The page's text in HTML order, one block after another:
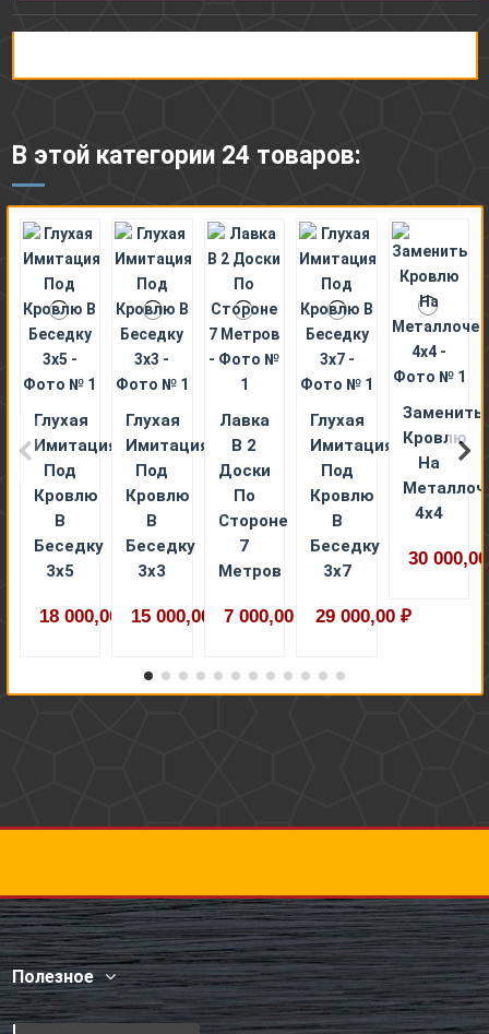
В этой категории 24 товаров:
Глухая
Имитация
Под
Кровлю
В
Беседку
3х5
18 000,00 ₽
Глухая
Имитация
Под
Кровлю
В
Беседку
3х3
15 000,00 ₽
Лавка
В 2
Доски
По
Стороне
7
Метров
7 000,00 ₽
Глухая
Имитация
Под
Кровлю
В
Беседку
3х7
29 000,00 ₽
Заменить
Кровлю
На
4х4
30
Полезное